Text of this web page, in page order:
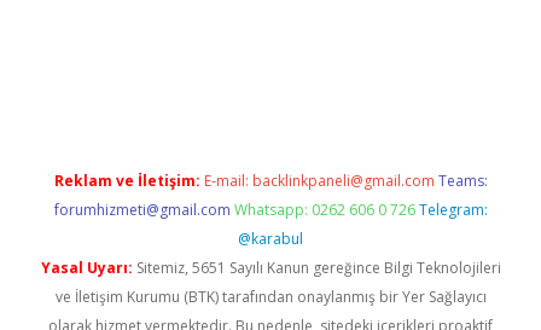
Reklam ve İletişim: E-mail: backlinkpaneli@gmail.com Teams:
forumhizmeti@gmail.com Whatsapp: 0262 606 0 726 Telegram:
@karabul
Yasal Uyarı: Sitemiz, 5651 Sayılı Kanun gereğince Bilgi Teknolojileri
ve İletişim Kurumu (BTK) tarafından onaylanmış bir Yer Sağlayıcı
olarak hizmet vermektedir. Bu nedenle, sitedeki içerikleri proaktif